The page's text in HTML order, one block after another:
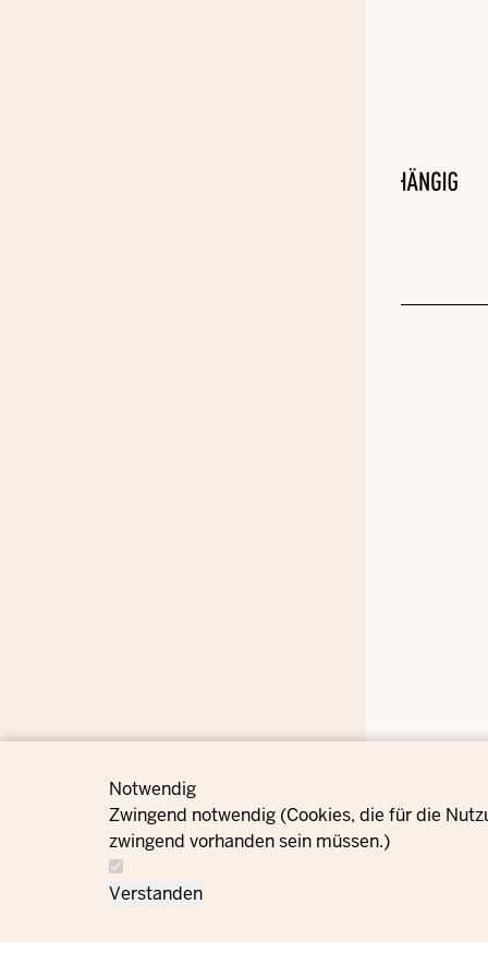
Notwendig
Zwingend notwendig (Cookies, die für die
zwingend vorhanden sein müssen.)
Verstanden